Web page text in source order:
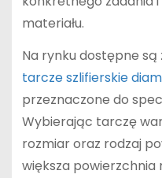
materiału.
Na rynku dostępne
tarcze szlifierskie
przeznaczone do
Wybierając tarczę
rozmiar oraz rodzaj
większa powierzchnia